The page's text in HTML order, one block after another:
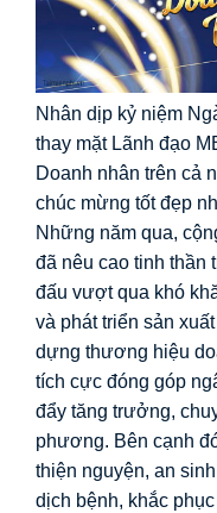
Nhân dịp kỷ niệm
thay mặt Lãnh đạo
Doanh nhân trên cả
chúc mừng tốt đẹp
Những năm qua,
đã nêu cao tinh
đấu vượt qua khó
và phát triển sản
dựng thương hiệu
tích cực đóng góp
đẩy tăng trưởng,
phương. Bên cạnh
thiện nguyện, an
dịch bệnh, khắc